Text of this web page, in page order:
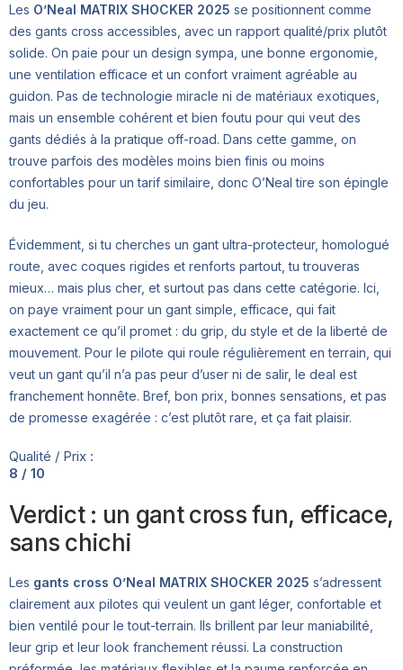
Les O’Neal MATRIX SHOCKER 2025 se positionnent comme
des gants cross accessibles, avec un rapport qualité/prix plutôt
solide. On paie pour un design sympa, une bonne ergonomie,
une ventilation efficace et un confort vraiment agréable au
guidon. Pas de technologie miracle ni de matériaux exotiques,
mais un ensemble cohérent et bien foutu pour qui veut des
gants dédiés à la pratique off-road. Dans cette gamme, on
trouve parfois des modèles moins bien finis ou moins
confortables pour un tarif similaire, donc O’Neal tire son épingle
du jeu.
Évidemment, si tu cherches un gant ultra-protecteur, homologué
route, avec coques rigides et renforts partout, tu trouveras
mieux… mais plus cher, et surtout pas dans cette catégorie. Ici,
on paye vraiment pour un gant simple, efficace, qui fait
exactement ce qu’il promet : du grip, du style et de la liberté de
mouvement. Pour le pilote qui roule régulièrement en terrain, qui
veut un gant qu’il n’a pas peur d’user ni de salir, le deal est
franchement honnête. Bref, bon prix, bonnes sensations, et pas
de promesse exagérée : c’est plutôt rare, et ça fait plaisir.
Qualité / Prix :
8 / 10
Verdict : un gant cross fun, efficace,
sans chichi
Les gants cross O’Neal MATRIX SHOCKER 2025 s’adressent
clairement aux pilotes qui veulent un gant léger, confortable et
bien ventilé pour le tout-terrain. Ils brillent par leur maniabilité,
leur grip et leur look franchement réussi. La construction